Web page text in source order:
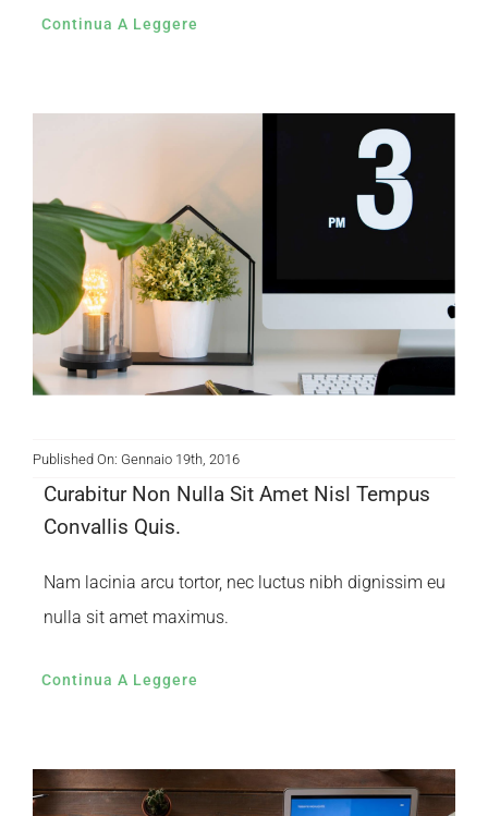
Continua A Leggere
Published On: Gennaio 19th, 2016
Curabitur Non Nulla Sit Amet Nisl Tempus
Convallis Quis.
Nam lacinia arcu tortor, nec luctus nibh dignissim eu
nulla sit amet maximus.
Continua A Leggere